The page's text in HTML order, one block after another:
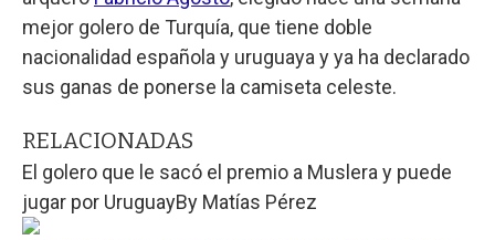
mejor golero de Turquía, que tiene doble
nacionalidad española y uruguaya y ya ha declarado
sus ganas de ponerse la camiseta celeste.
RELACIONADAS
El golero que le sacó el premio a Muslera y puede
jugar por UruguayBy Matías Pérez